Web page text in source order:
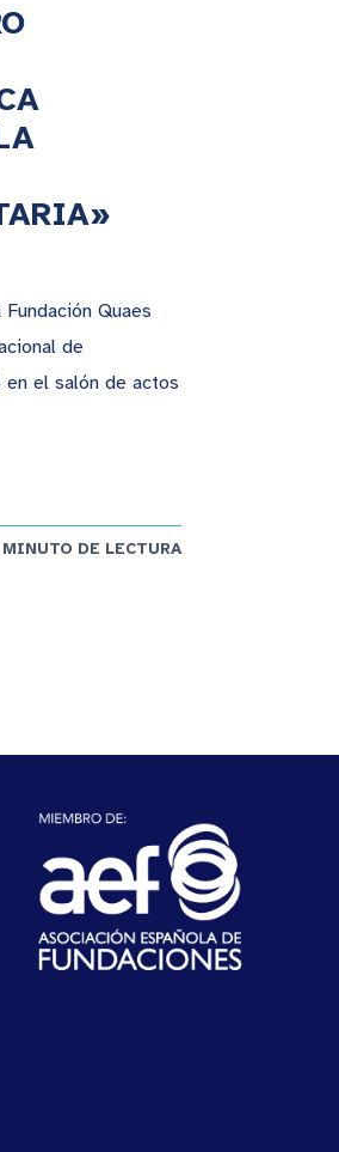
Quaes
de
el salón de actos
MINUTO DE LECTURA